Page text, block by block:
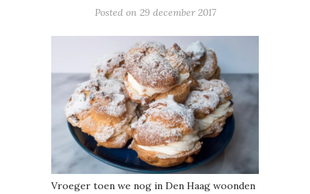
Posted on 29 december 2017
Vroeger toen we nog in Den Haag woonden